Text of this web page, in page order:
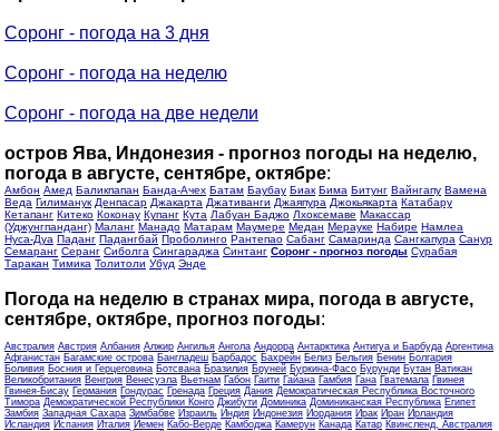
Соронг - погода на 3 дня
Соронг - погода на неделю
Соронг - погода на две недели
остров Ява, Индонезия - прогноз погоды на неделю,
погода в августе, сентябре, октябре:
Амбон Амед Баликпапан Банда-Ачех Батам Баубау Биак Бима Битунг Вайнгапу Вамена
Веда Гилиманук Денпасар Джакарта Джативанги Джаяпура Джокьякарта Катабару
Кетапанг Китеко Коконау Купанг Кута Лабуан Баджо Лхоксемаве Макассар
(Уджунгпанданг) Маланг Манадо Матарам Маумере Медан Мерауке Набире Намлеа
Нуса-Дуа Паданг Падангбай Проболинго Рантепао Сабанг Самаринда Сангкапура Санур
Семаранг Серанг Сиболга Сингараджа Синтанг Соронг - прогноз погоды Сурабая
Таракан Тимика Толитоли Убуд Энде
Погода на неделю в странах мира, погода в августе,
сентябре, октябре, прогноз погоды:
Австралия Австрия Албания Алжир Ангилья Ангола Андорра Антарктика Антигуа и Барбуда Аргентина
Афганистан Багамские острова Бангладеш Барбадос Бахрейн Белиз Бельгия Бенин Болгария
Боливия Босния и Герцеговина Ботсвана Бразилия Бруней Буркина-Фасо Бурунди Бутан Ватикан
Великобритания Венгрия Венесуэла Вьетнам Габон Гаити Гайана Гамбия Гана Гватемала Гвинея
Гвинея-Бисау Германия Гондурас Гренада Греция Дания Демократическая Республика Восточного
Тимора Демократической Республики Конго Джибути Доминика Доминиканская Республика Египет
Замбия Западная Сахара Зимбабве Израиль Индия Индонезия Иордания Ирак Иран Ирландия
Исландия Испания Италия Йемен Кабо-Верде Камбоджа Камерун Канада Катар Квинсленд, Австралия